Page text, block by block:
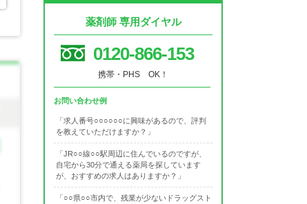
薬剤師 専用ダイヤル
0120-866-153
携帯・PHS OK！
お問い合わせ例
「求人番号○○○○○○に興味があるので、評判
を教えていただけますか？」
「JR○○線○○駅周辺に住んでいるのですが、
自宅から30分で通える薬局を探しています
が、おすすめの求人はありますか？」
「○○県○○市内で、残業が少ないドラッグスト